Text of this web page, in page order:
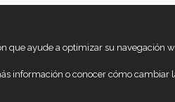
que ayude a optimizar su navegación
información o conocer cómo cambiar